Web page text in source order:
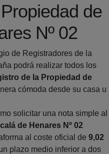
de
Nº 02
de Registradores de la
podrá realizar todos los
de la Propiedad de
cómoda desde su casa u
solicitar una nota simple al
de Henares Nº 02
al coste oficial de 9,02
plazo medio inferior a dos